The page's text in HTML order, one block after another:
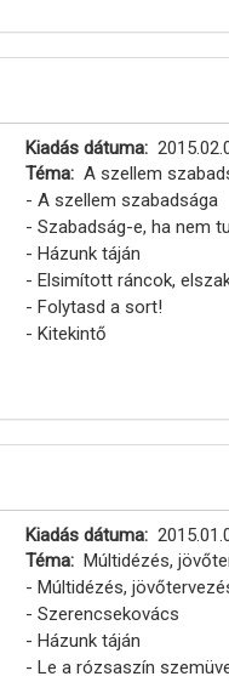
Kiadás dátuma
Téma
A szellem
- A szellem szabadsága
- Szabadság-e, ha nem
- Házunk táján
- Elsimított ráncok,
- Folytasd a sort!
- Kitekintő
Kiadás dátuma
Téma
Múltidézés,
- Múltidézés,
- Szerencsekovács
- Házunk táján
- Le a rózsaszín